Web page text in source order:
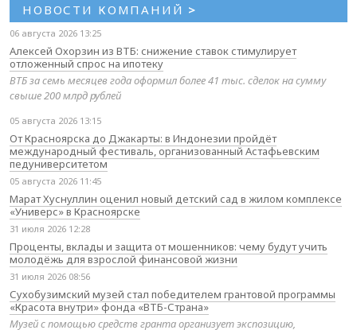
НОВОСТИ КОМПАНИЙ >
06 августа 2026 13:25
Алексей Охорзин из ВТБ: снижение ставок стимулирует
отложенный спрос на ипотеку
ВТБ за семь месяцев года оформил более 41 тыс. сделок на сумму
свыше 200 млрд рублей
05 августа 2026 13:15
От Красноярска до Джакарты: в Индонезии пройдёт
международный фестиваль, организованный Астафьевским
педуниверситетом
05 августа 2026 11:45
Марат Хуснуллин оценил новый детский сад в жилом комплексе
«Универс» в Красноярске
31 июля 2026 12:28
Проценты, вклады и защита от мошенников: чему будут учить
молодёжь для взрослой финансовой жизни
31 июля 2026 08:56
Сухобузимский музей стал победителем грантовой программы
«Красота внутри» фонда «ВТБ-Страна»
Музей с помощью средств гранта организует экспозицию,